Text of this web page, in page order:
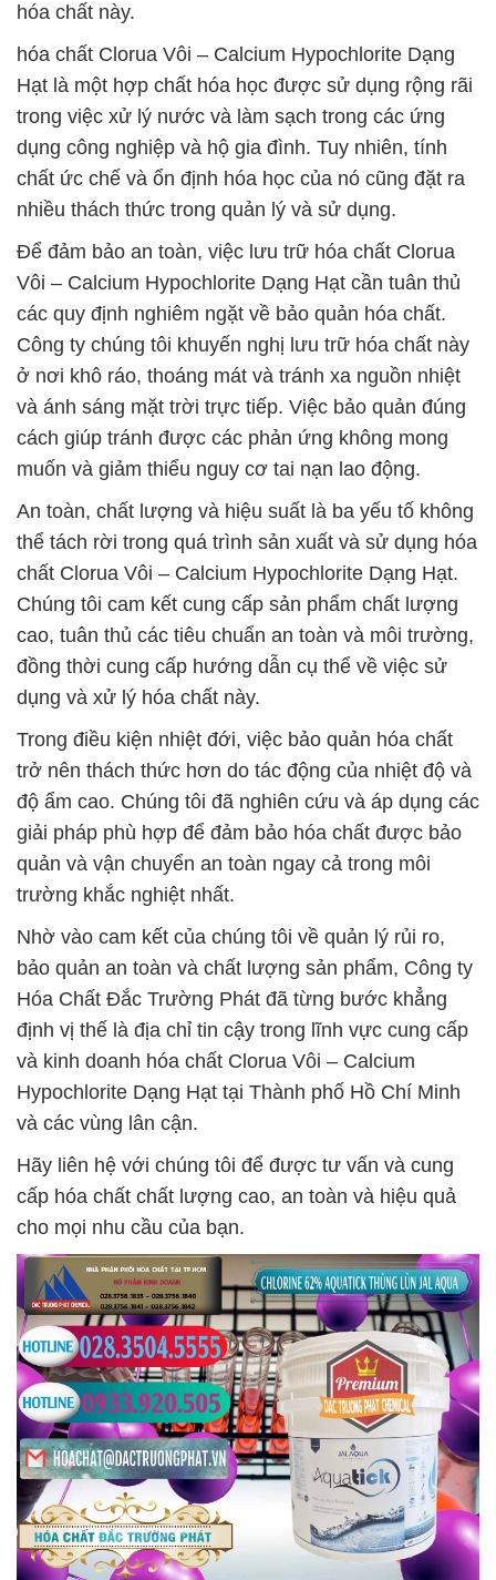
hóa chất này.
hóa chất Clorua Vôi – Calcium Hypochlorite Dạng
Hạt là một hợp chất hóa học được sử dụng rộng rãi
trong việc xử lý nước và làm sạch trong các ứng
dụng công nghiệp và hộ gia đình. Tuy nhiên, tính
chất ức chế và ổn định hóa học của nó cũng đặt ra
nhiều thách thức trong quản lý và sử dụng.
Để đảm bảo an toàn, việc lưu trữ hóa chất Clorua
Vôi – Calcium Hypochlorite Dạng Hạt cần tuân thủ
các quy định nghiêm ngặt về bảo quản hóa chất.
Công ty chúng tôi khuyến nghị lưu trữ hóa chất này
ở nơi khô ráo, thoáng mát và tránh xa nguồn nhiệt
và ánh sáng mặt trời trực tiếp. Việc bảo quản đúng
cách giúp tránh được các phản ứng không mong
muốn và giảm thiểu nguy cơ tai nạn lao động.
An toàn, chất lượng và hiệu suất là ba yếu tố không
thể tách rời trong quá trình sản xuất và sử dụng hóa
chất Clorua Vôi – Calcium Hypochlorite Dạng Hạt.
Chúng tôi cam kết cung cấp sản phẩm chất lượng
cao, tuân thủ các tiêu chuẩn an toàn và môi trường,
đồng thời cung cấp hướng dẫn cụ thể về việc sử
dụng và xử lý hóa chất này.
Trong điều kiện nhiệt đới, việc bảo quản hóa chất
trở nên thách thức hơn do tác động của nhiệt độ và
độ ẩm cao. Chúng tôi đã nghiên cứu và áp dụng các
giải pháp phù hợp để đảm bảo hóa chất được bảo
quản và vận chuyển an toàn ngay cả trong môi
trường khắc nghiệt nhất.
Nhờ vào cam kết của chúng tôi về quản lý rủi ro,
bảo quản an toàn và chất lượng sản phẩm, Công ty
Hóa Chất Đắc Trường Phát đã từng bước khẳng
định vị thế là địa chỉ tin cậy trong lĩnh vực cung cấp
và kinh doanh hóa chất Clorua Vôi – Calcium
Hypochlorite Dạng Hạt tại Thành phố Hồ Chí Minh
và các vùng lân cận.
Hãy liên hệ với chúng tôi để được tư vấn và cung
cấp hóa chất chất lượng cao, an toàn và hiệu quả
cho mọi nhu cầu của bạn.